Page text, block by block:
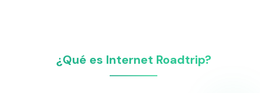
¿Qué es Internet Roadtrip?